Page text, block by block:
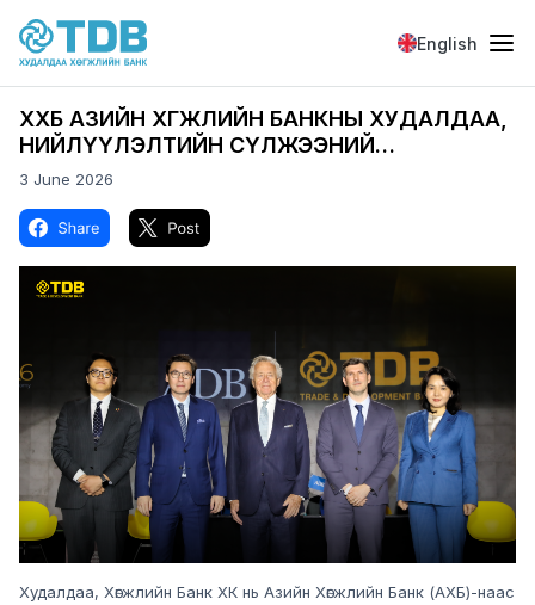
Skip to main content
English
ХХБ АЗИЙН ХӨГЖЛИЙН БАНКНЫ ХУДАЛДАА,
НИЙЛҮҮЛЭЛТИЙН СҮЛЖЭЭНИЙ
САНХҮҮЖИЛТИЙН ХӨТӨЛБӨРТ НЭГДЛЭЭ
3 June 2026
Image Image
Худалдаа, Хөгжлийн Банк ХК нь Азийн Хөгжлийн Банк (АХБ)-наас